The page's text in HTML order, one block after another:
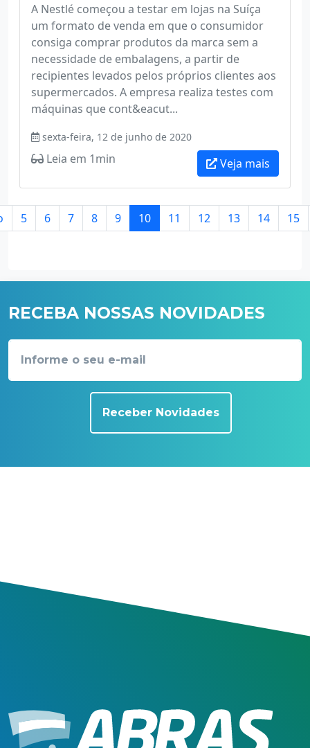
A Nestlé começou a testar em lojas na Suíça
um formato de venda em que o consumidor
consiga comprar produtos da marca sem a
necessidade de embalagens, a partir de
recipientes levados pelos próprios clientes aos
supermercados. A empresa realiza testes com
máquinas que cont&eacut...
sexta-feira, 12 de junho de 2020
Leia em 1min Veja mais
5 6 7 8 9 10 11 12 13 14 15
RECEBA NOSSAS NOVIDADES
Receber Novidades